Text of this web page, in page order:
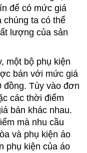
để có mức giá
chúng ta có thể
lượng của sản
một bộ phụ kiện
bán với mức giá
đồng. Tùy vào đơn
các thời điểm
bán khác nhau.
mà nhu cầu
và phụ kiện áo
phụ kiện của áo